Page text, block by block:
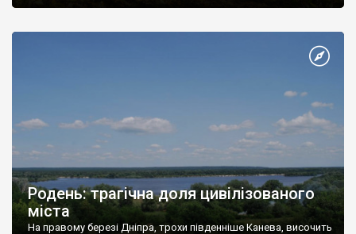
Родень: трагічна доля цивілізованого
міста
На правому березі Дніпра, трохи південніше Канева, височить